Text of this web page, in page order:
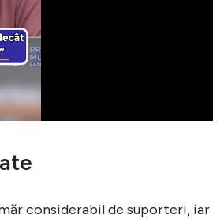
considerabil de suporteri, iar